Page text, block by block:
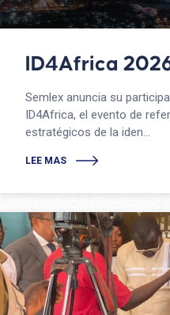
ID4Africa
Semlex anuncia su
ID4Africa, el evento de
estratégicos de la iden...
LEE MAS